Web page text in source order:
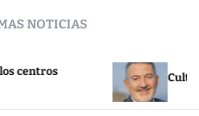
NOTICIAS
Cultura y